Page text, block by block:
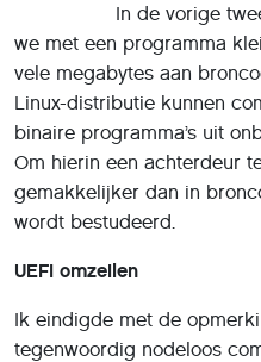
In de vorige
we met een programma
vele megabytes aan
Linux-distributie kunnen
binaire programma’s uit
Om hierin een achterdeur
gemakkelijker dan in
wordt bestudeerd.
UEFI omzeilen
Ik eindigde met de
tegenwoordig nodeloos